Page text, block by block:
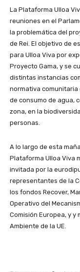
La Plataforma Ulloa
reuniones en el
la problemática del
de Rei. El objetivo de
para Ulloa Viva por
Proyecto Gama, y se
distintas instancias
normativa comunitaria
de consumo de agua,
zona, en la
personas.
A lo largo de esta
Plataforma Ulloa Viva
invitada por la
representantes de la
los fondos Recover,
Operativo del
Comisión Europea, y y
Ambiente de la UE.